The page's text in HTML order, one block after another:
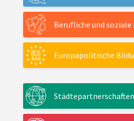
Berufliche und
Europapolitische
Städtepartnerschaften